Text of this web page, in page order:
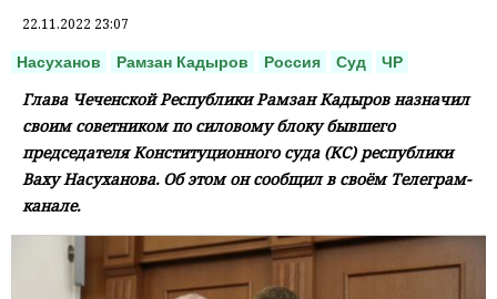
22.11.2022 23:07
Насуханов Рамзан Кадыров Россия Суд ЧР
Глава Чеченской Республики Рамзан Кадыров назначил
своим советником по силовому блоку бывшего
председателя Конституционного суда (КС) республики
Ваху Насуханова. Об этом он сообщил в своём Телеграм-
канале.